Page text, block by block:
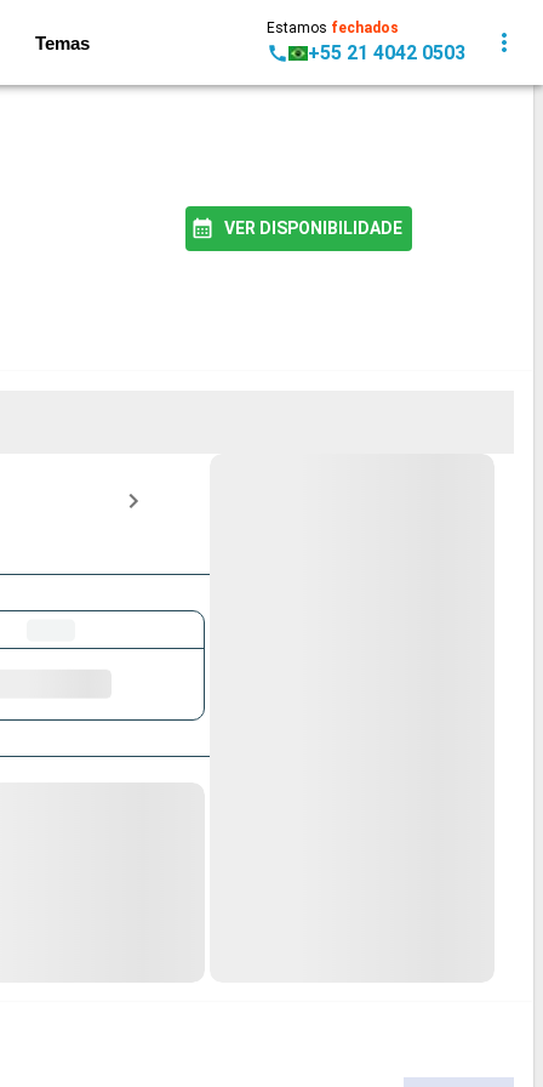
Temas
Estamos fechados
+55 21 4042 0503
VER DISPONIBILIDADE